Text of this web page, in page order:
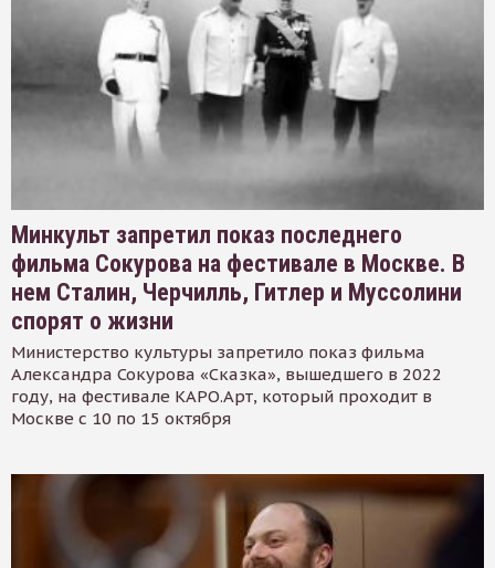
Минкульт запретил показ последнего
фильма Сокурова на фестивале в Москве. В
нем Сталин, Черчилль, Гитлер и Муссолини
спорят о жизни
Министерство культуры запретило показ фильма
Александра Сокурова «Сказка», вышедшего в 2022
году, на фестивале КАРО.Арт, который проходит в
Москве с 10 по 15 октября